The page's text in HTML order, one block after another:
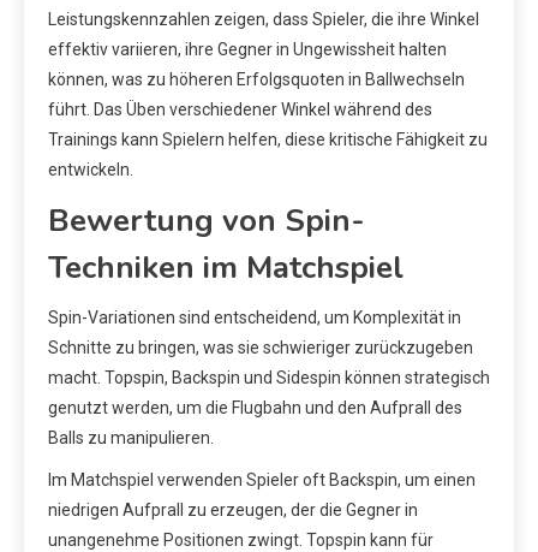
Leistungskennzahlen zeigen, dass Spieler, die ihre Winkel
effektiv variieren, ihre Gegner in Ungewissheit halten
können, was zu höheren Erfolgsquoten in Ballwechseln
führt. Das Üben verschiedener Winkel während des
Trainings kann Spielern helfen, diese kritische Fähigkeit zu
entwickeln.
Bewertung von Spin-
Techniken im Matchspiel
Spin-Variationen sind entscheidend, um Komplexität in
Schnitte zu bringen, was sie schwieriger zurückzugeben
macht. Topspin, Backspin und Sidespin können strategisch
genutzt werden, um die Flugbahn und den Aufprall des
Balls zu manipulieren.
Im Matchspiel verwenden Spieler oft Backspin, um einen
niedrigen Aufprall zu erzeugen, der die Gegner in
unangenehme Positionen zwingt. Topspin kann für